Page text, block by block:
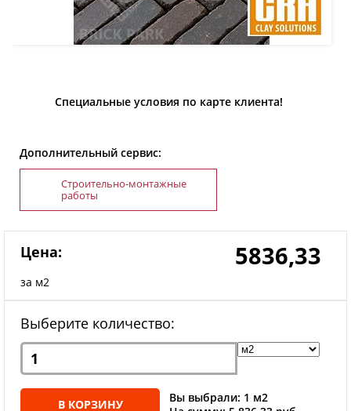
Специальные условия по карте клиента!
Дополнительный сервис:
Строительно-монтажные
работы
Цена:
за м2
5836,33
Выберите количество:
В КОРЗИНУ
Вы выбрали: 1 м2